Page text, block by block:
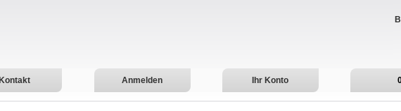
Kontakt Anmelden Ihr Konto